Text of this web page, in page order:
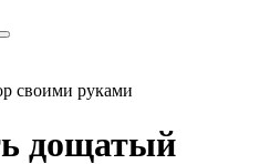
своими руками
дощатый